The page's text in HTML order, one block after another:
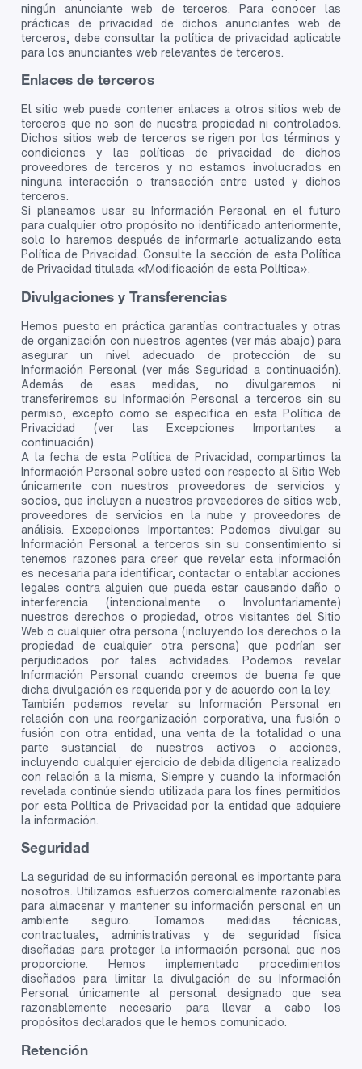
ningún anunciante web de terceros. Para conocer las
prácticas de privacidad de dichos anunciantes web de
terceros, debe consultar la política de privacidad aplicable
para los anunciantes web relevantes de terceros.
Enlaces de terceros
El sitio web puede contener enlaces a otros sitios web de
terceros que no son de nuestra propiedad ni controlados.
Dichos sitios web de terceros se rigen por los términos y
condiciones y las políticas de privacidad de dichos
proveedores de terceros y no estamos involucrados en
ninguna interacción o transacción entre usted y dichos
terceros.
Si planeamos usar su Información Personal en el futuro
para cualquier otro propósito no identificado anteriormente,
solo lo haremos después de informarle actualizando esta
Política de Privacidad. Consulte la sección de esta Política
de Privacidad titulada «Modificación de esta Política».
Divulgaciones y Transferencias
Hemos puesto en práctica garantías contractuales y otras
de organización con nuestros agentes (ver más abajo) para
asegurar un nivel adecuado de protección de su
Información Personal (ver más Seguridad a continuación).
Además de esas medidas, no divulgaremos ni
transferiremos su Información Personal a terceros sin su
permiso, excepto como se especifica en esta Política de
Privacidad (ver las Excepciones Importantes a
continuación).
A la fecha de esta Política de Privacidad, compartimos la
Información Personal sobre usted con respecto al Sitio Web
únicamente con nuestros proveedores de servicios y
socios, que incluyen a nuestros proveedores de sitios web,
proveedores de servicios en la nube y proveedores de
análisis. Excepciones Importantes: Podemos divulgar su
Información Personal a terceros sin su consentimiento si
tenemos razones para creer que revelar esta información
es necesaria para identificar, contactar o entablar acciones
legales contra alguien que pueda estar causando daño o
interferencia (intencionalmente o Involuntariamente)
nuestros derechos o propiedad, otros visitantes del Sitio
Web o cualquier otra persona (incluyendo los derechos o la
propiedad de cualquier otra persona) que podrían ser
perjudicados por tales actividades. Podemos revelar
Información Personal cuando creemos de buena fe que
dicha divulgación es requerida por y de acuerdo con la ley.
También podemos revelar su Información Personal en
relación con una reorganización corporativa, una fusión o
fusión con otra entidad, una venta de la totalidad o una
parte sustancial de nuestros activos o acciones,
incluyendo cualquier ejercicio de debida diligencia realizado
con relación a la misma, Siempre y cuando la información
revelada continúe siendo utilizada para los fines permitidos
por esta Política de Privacidad por la entidad que adquiere
la información.
Seguridad
La seguridad de su información personal es importante para
nosotros. Utilizamos esfuerzos comercialmente razonables
para almacenar y mantener su información personal en un
ambiente seguro. Tomamos medidas técnicas,
contractuales, administrativas y de seguridad física
diseñadas para proteger la información personal que nos
proporcione. Hemos implementado procedimientos
diseñados para limitar la divulgación de su Información
Personal únicamente al personal designado que sea
razonablemente necesario para llevar a cabo los
propósitos declarados que le hemos comunicado.
Retención